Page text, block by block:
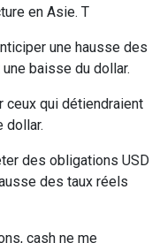
en Asie. T
une hausse des
baisse du dollar.
ceux qui détiendraient
dollar.
des obligations USD
des taux réels
cash ne me